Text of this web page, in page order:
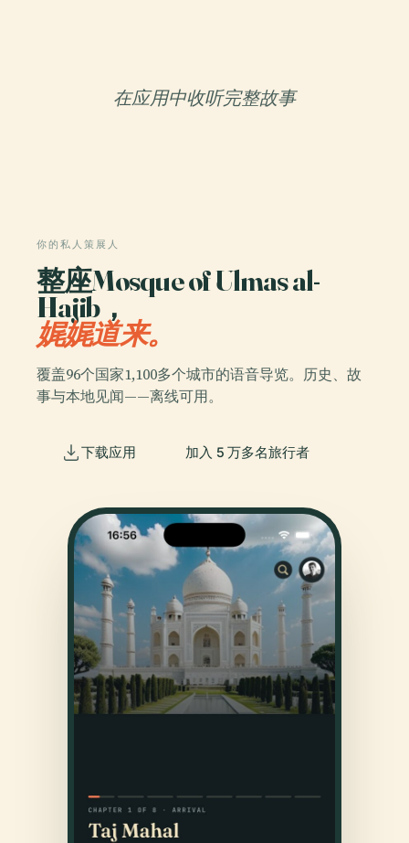
在应用中收听完整故事
你的私人策展人
整座Mosque of Ulmas al-
Hajib，
娓娓道来。
覆盖96个国家1,100多个城市的语音导览。历史、故
事与本地见闻——离线可用。
下载应用 加入 5 万多名旅行者